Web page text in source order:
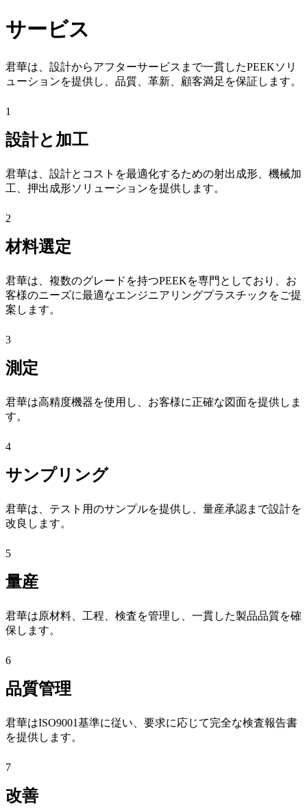
サービス
君華は、設計からアフターサービスまで一貫したPEEKソリ
ューションを提供し、品質、革新、顧客満足を保証します。
1
設計と加工
君華は、設計とコストを最適化するための射出成形、機械加
工、押出成形ソリューションを提供します。
2
材料選定
君華は、複数のグレードを持つPEEKを専門としており、お
客様のニーズに最適なエンジニアリングプラスチックをご提
案します。
3
測定
君華は高精度機器を使用し、お客様に正確な図面を提供しま
す。
4
サンプリング
君華は、テスト用のサンプルを提供し、量産承認まで設計を
改良します。
5
量産
君華は原材料、工程、検査を管理し、一貫した製品品質を確
保します。
6
品質管理
君華はISO9001基準に従い、要求に応じて完全な検査報告書
を提供します。
7
改善